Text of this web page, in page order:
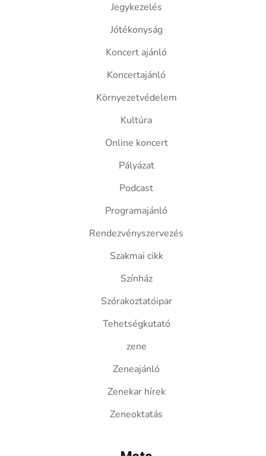
Jegykezelés
Jótékonyság
Koncert ajánló
Koncertajánló
Környezetvédelem
Kultúra
Online koncert
Pályázat
Podcast
Programajánló
Rendezvényszervezés
Szakmai cikk
Színház
Szórakoztatóipar
Tehetségkutató
zene
Zeneajánló
Zenekar hírek
Zeneoktatás